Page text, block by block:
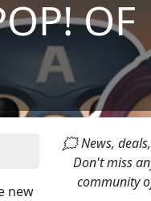
OF
new
🗯 News,
Don't miss
community